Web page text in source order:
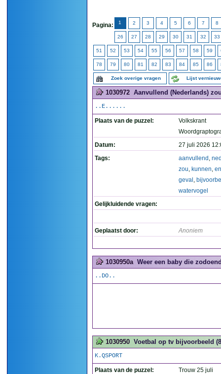
Pagina: 1 2 3 4 5 6 7 8
26 27 28 29 30 31 32 33
51 52 53 54 55 56 57 58 59
78 79 80 81 82 83 84 85 86
Zoek overige vragen Lijst
1030972 Aanvullend (Nederlands)
..E......
Plaats van de puzzel:
Volkskrant
Datum:
27 juli 2026
Tags:
aanvullend ,
zou, kunnen,
geval ,
watervogel
Gelijkluidende vragen:
Geplaatst door: Anoniem
1030950a Weer een baby die
..DO..
1030950 Voetbal op tv bijvoorbeeld
K.QSPORT
Plaats van de puzzel:
Trouw 25 juli